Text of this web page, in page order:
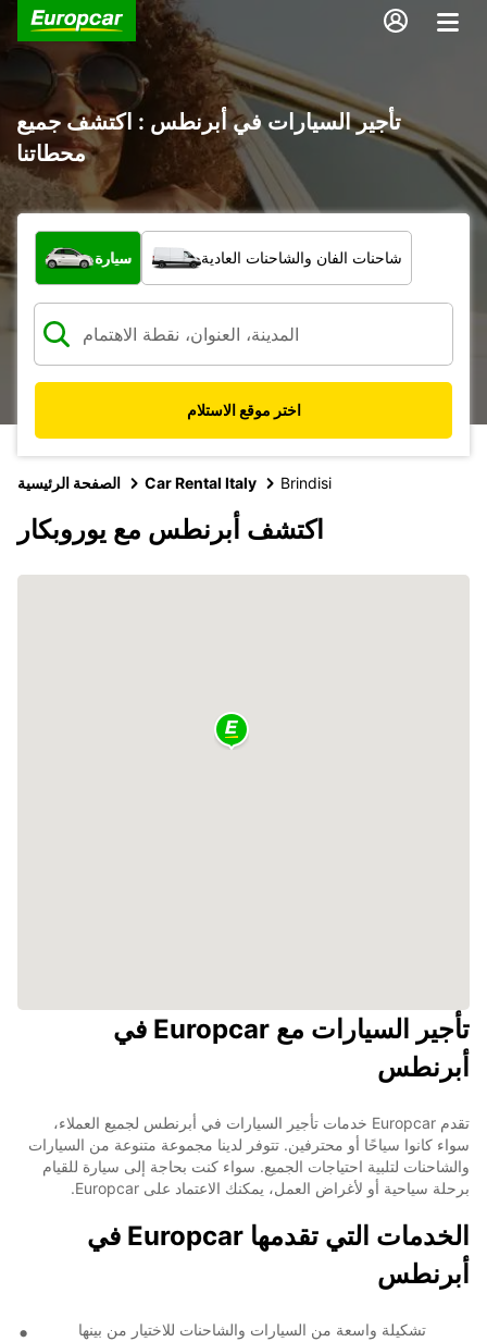
تأجير السيارات في أبرنطس : اكتشف جميع
محطاتنا
ما نوع المركبة؟
سيارة شاحنات الفان والشاحنات العادية
اختر موقع الاستلام
الصفحة الرئيسية Car Rental Italy Brindisi
اكتشف أبرنطس مع يوروبكار
تأجير السيارات مع Europcar في
أبرنطس
تقدم Europcar خدمات تأجير السيارات في أبرنطس لجميع العملاء،
سواء كانوا سياحًا أو محترفين. تتوفر لدينا مجموعة متنوعة من السيارات
والشاحنات لتلبية احتياجات الجميع. سواء كنت بحاجة إلى سيارة للقيام
برحلة سياحية أو لأغراض العمل، يمكنك الاعتماد على Europcar.
الخدمات التي تقدمها Europcar في
أبرنطس
تشكيلة واسعة من السيارات والشاحنات للاختيار من بينها